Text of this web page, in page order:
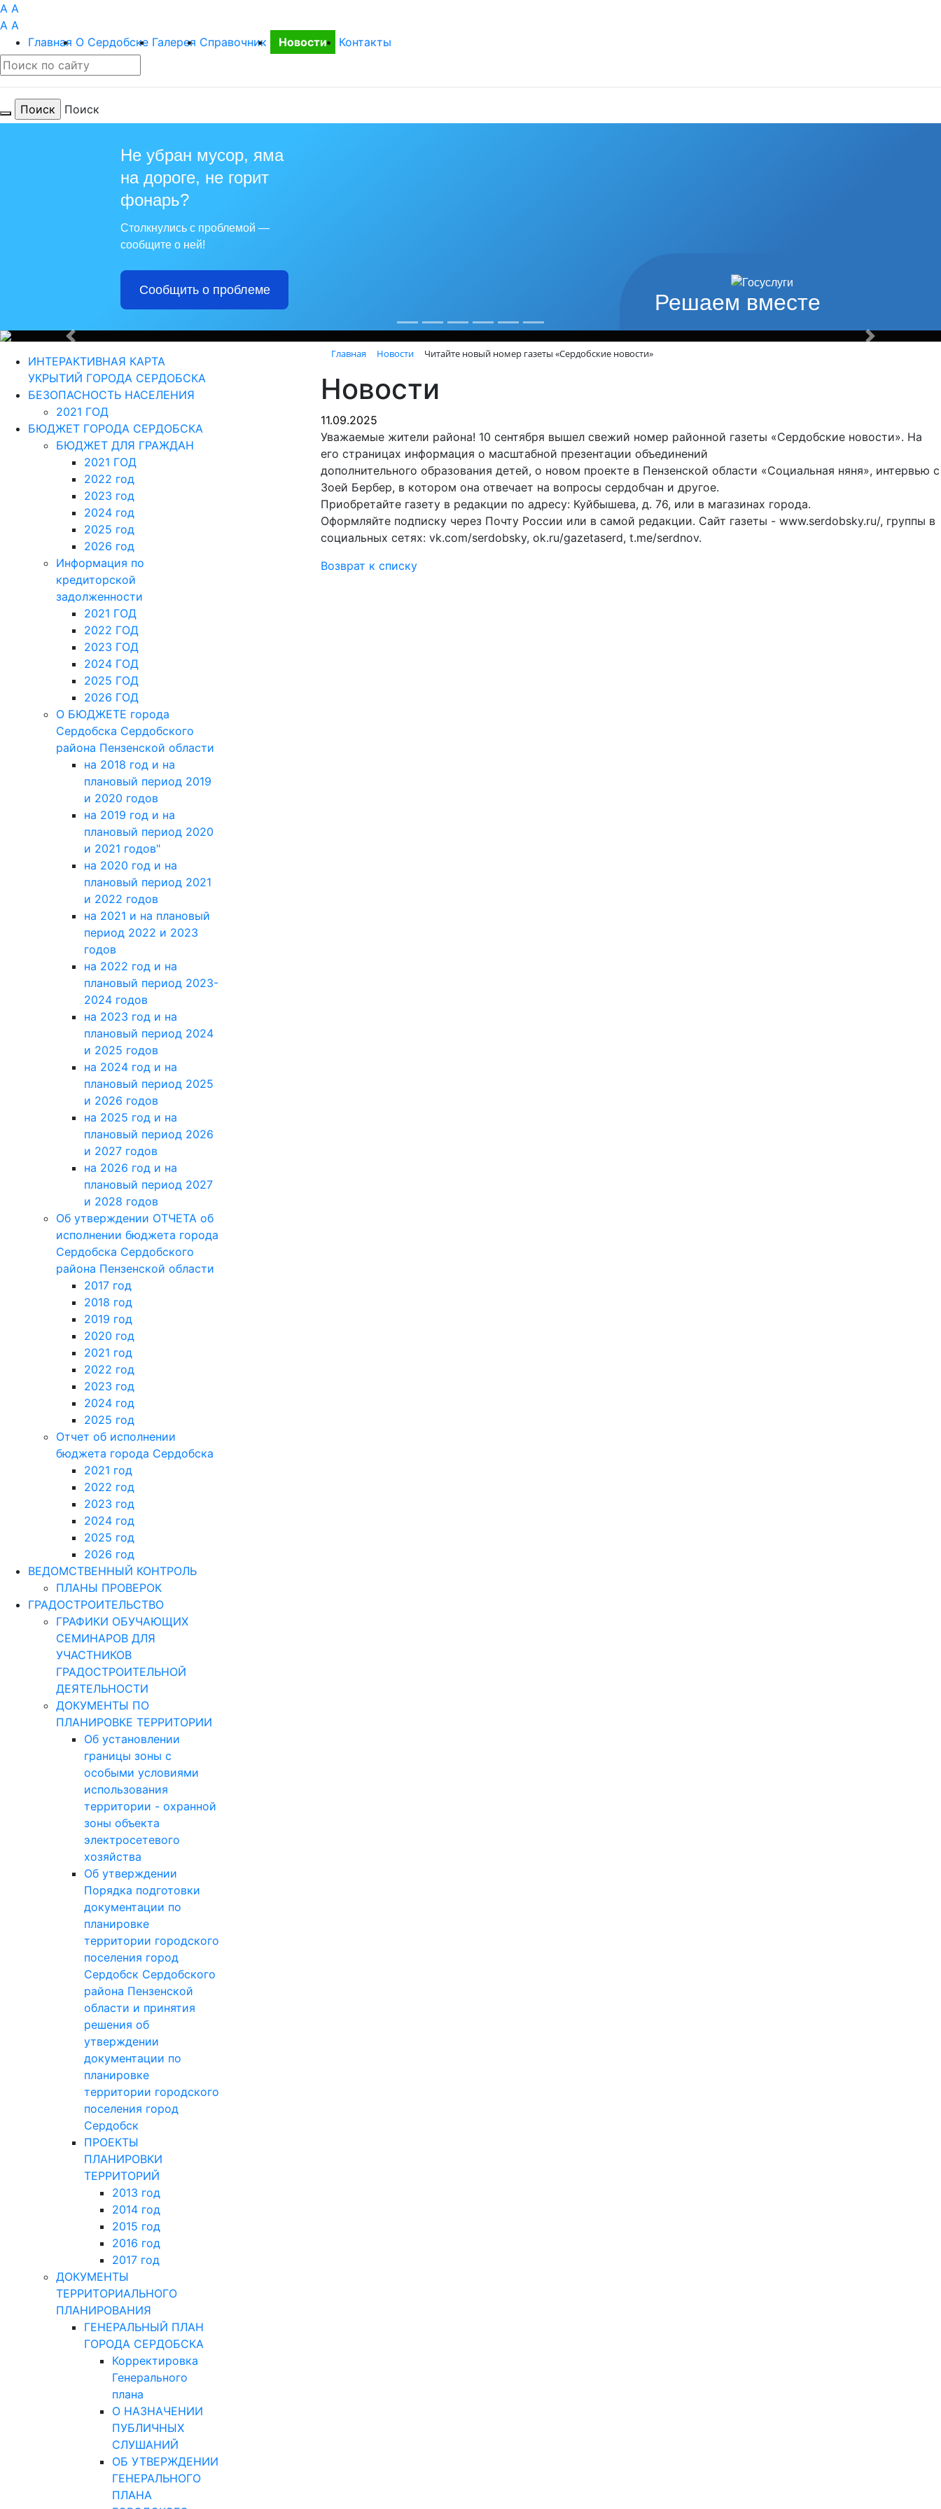
A A
A A
Главная О Сердобске Галерея Справочник Новости Контакты
Поиск
Решаем вместе
Не убран мусор, яма
на дороге, не горит
фонарь?
Столкнулись с проблемой —
сообщите о ней!
Сообщить о проблеме
Для тебя любимый город наши
рекорды
Из года в год крепнет среди сердобчан авторитет физической культуры и спорта
Назад
Вперед
ИНТЕРАКТИВНАЯ КАРТА
УКРЫТИЙ ГОРОДА СЕРДОБСКА
БЕЗОПАСНОСТЬ НАСЕЛЕНИЯ
2021 ГОД
БЮДЖЕТ ГОРОДА СЕРДОБСКА
БЮДЖЕТ ДЛЯ ГРАЖДАН
2021 ГОД
2022 год
2023 год
2024 год
2025 год
2026 год
Информация по
кредиторской
задолженности
2021 ГОД
2022 ГОД
2023 ГОД
2024 ГОД
2025 ГОД
2026 ГОД
О БЮДЖЕТЕ города
Сердобска Сердобского
района Пензенской области
на 2018 год и на
плановый период 2019
и 2020 годов
на 2019 год и на
плановый период 2020
и 2021 годов"
на 2020 год и на
плановый период 2021
и 2022 годов
на 2021 и на плановый
период 2022 и 2023
годов
на 2022 год и на
плановый период 2023-
2024 годов
на 2023 год и на
плановый период 2024
и 2025 годов
на 2024 год и на
плановый период 2025
и 2026 годов
на 2025 год и на
плановый период 2026
и 2027 годов
на 2026 год и на
плановый период 2027
и 2028 годов
Об утверждении ОТЧЕТА об
исполнении бюджета города
Сердобска Сердобского
района Пензенской области
2017 год
2018 год
2019 год
2020 год
2021 год
2022 год
2023 год
2024 год
2025 год
Отчет об исполнении
бюджета города Сердобска
2021 год
2022 год
2023 год
2024 год
2025 год
2026 год
ВЕДОМСТВЕННЫЙ КОНТРОЛЬ
ПЛАНЫ ПРОВЕРОК
ГРАДОСТРОИТЕЛЬСТВО
ГРАФИКИ ОБУЧАЮЩИХ
СЕМИНАРОВ ДЛЯ
УЧАСТНИКОВ
ГРАДОСТРОИТЕЛЬНОЙ
ДЕЯТЕЛЬНОСТИ
ДОКУМЕНТЫ ПО
ПЛАНИРОВКЕ ТЕРРИТОРИИ
Об установлении
границы зоны с
особыми условиями
использования
территории - охранной
зоны объекта
электросетевого
хозяйства
Об утверждении
Порядка подготовки
документации по
планировке
территории городского
поселения город
Сердобск Сердобского
района Пензенской
области и принятия
решения об
утверждении
документации по
планировке
территории городского
поселения город
Сердобск
ПРОЕКТЫ
ПЛАНИРОВКИ
ТЕРРИТОРИЙ
2013 год
2014 год
2015 год
2016 год
2017 год
ДОКУМЕНТЫ
ТЕРРИТОРИАЛЬНОГО
ПЛАНИРОВАНИЯ
ГЕНЕРАЛЬНЫЙ ПЛАН
ГОРОДА СЕРДОБСКА
Корректировка
Генерального
плана
О НАЗНАЧЕНИИ
ПУБЛИЧНЫХ
СЛУШАНИЙ
ОБ УТВЕРЖДЕНИИ
ГЕНЕРАЛЬНОГО
ПЛАНА
Главная Новости Читайте новый номер газеты «Сердобские новости»
Новости
11.09.2025
Уважаемые жители района! 10 сентября вышел свежий номер районной газеты «Сердобские новости». На
его страницах информация о масштабной презентации объединений
дополнительного образования детей, о новом проекте в Пензенской области «Социальная няня», интервью с
Зоей Бербер, в котором она отвечает на вопросы сердобчан и другое.
Приобретайте газету в редакции по адресу: Куйбышева, д. 76, или в магазинах города.
Оформляйте подписку через Почту России или в самой редакции. Сайт газеты - www.serdobsky.ru/, группы в
социальных сетях: vk.com/serdobsky, ok.ru/gazetaserd, t.me/serdnov.
Возврат к списку